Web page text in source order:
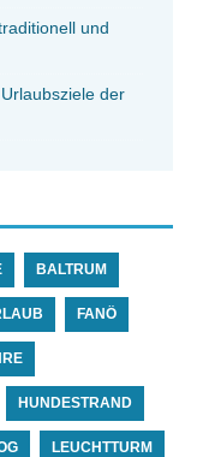
und
der
BALTRUM
FANÖ
HUNDESTRAND
LEUCHTTURM